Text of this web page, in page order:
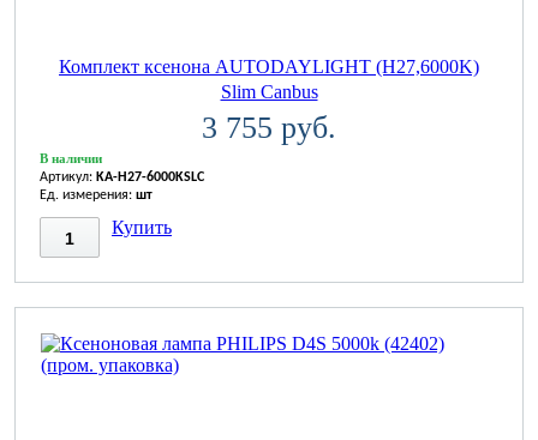
Комплект ксенона AUTODAYLIGHT (H27,6000K)
Slim Canbus
3 755 руб.
В наличии
Артикул: KA-H27-6000KSLC
Ед. измерения: шт
Купить